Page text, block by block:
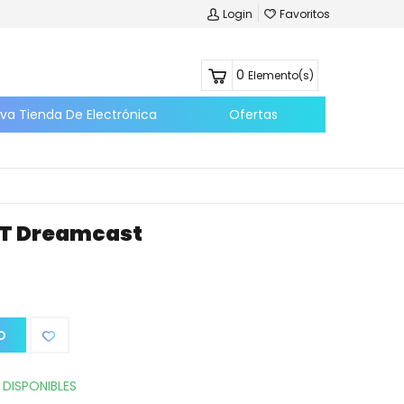
Login Favoritos
0 Elemento(s)
Tienda De Electrónica Ofertas
Dreamcast